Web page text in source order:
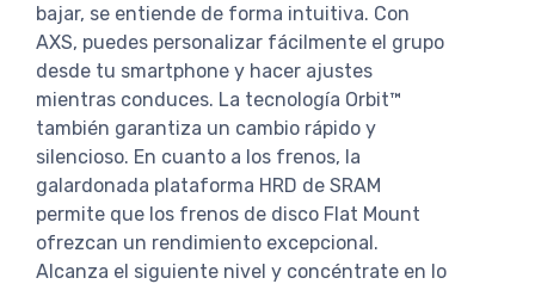
bajar, se entiende de forma intuitiva. Con
AXS, puedes personalizar fácilmente el grupo
desde tu smartphone y hacer ajustes
mientras conduces. La tecnología Orbit™
también garantiza un cambio rápido y
silencioso. En cuanto a los frenos, la
galardonada plataforma HRD de SRAM
permite que los frenos de disco Flat Mount
ofrezcan un rendimiento excepcional.
Alcanza el siguiente nivel y concéntrate en lo